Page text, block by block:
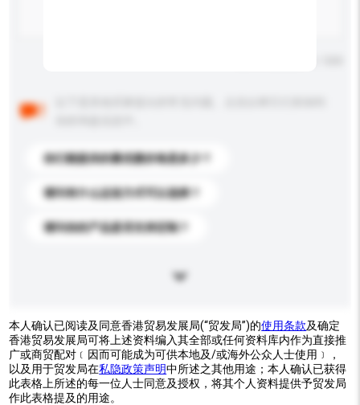
你们能提供的最优惠价格是多少？
请问有什么运送方式可以选择？
请问你的产品是否支持定制？
本人确认已阅读及同意香港贸易发展局(“贸发局”)的使用条款及确定
香港贸易发展局可将上述资料编入其全部或任何资料库内作为直接推
广或商贸配对﹝因而可能成为可供本地及/或海外公众人士使用﹞，
以及用于贸发局在私隐政策声明中所述之其他用途；本人确认已获得
此表格上所述的每一位人士同意及授权，将其个人资料提供予贸发局
作此表格提及的用途。